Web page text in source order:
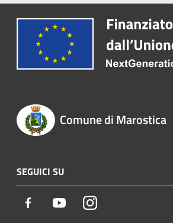
Comune di Marostica
SEGUICI SU
Facebook YoutubeInstagram